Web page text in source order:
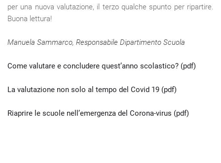
per una nuova valutazione, il terzo qualche spunto per ripartire.
Buona lettura!
Manuela Sammarco, Responsabile Dipartimento Scuola
Come valutare e concludere quest’anno scolastico? (pdf)
La valutazione non solo al tempo del Covid 19 (pdf)
Riaprire le scuole nell’emergenza del Corona-virus (pdf)